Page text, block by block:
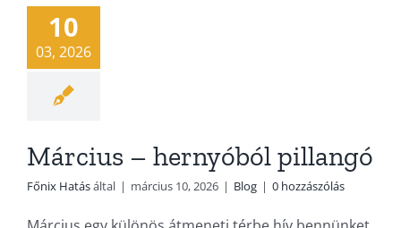
10
03, 2026
Március – hernyóból pillangó
Főnix Hatásáltal | március 10, 2026 | Blog | 0 hozzászólás